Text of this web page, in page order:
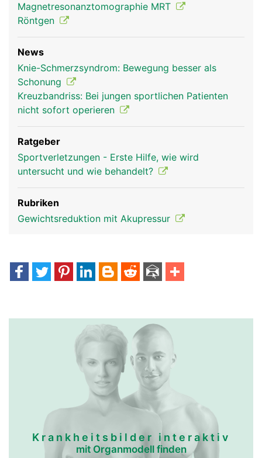
Kniescheibe Frau
Magnetresonanztomographie MRT
Röntgen
News
Knie-Schmerzsyndrom: Bewegung besser als
Schonung
Kreuzbandriss: Bei jungen sportlichen Patienten
nicht sofort operieren
Ratgeber
Sportverletzungen - Erste Hilfe, wie wird
untersucht und wie behandelt?
Rubriken
Gewichtsreduktion mit Akupressur
Krankheitsbilder interaktiv
mit Organmodell finden